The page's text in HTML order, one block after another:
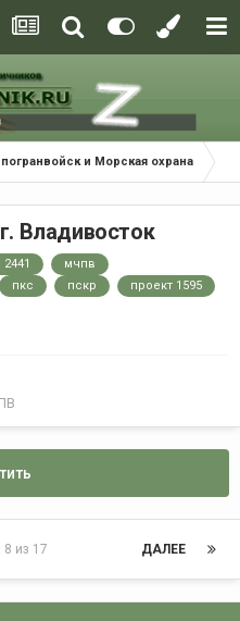
и Морская охрана
Владивосток
мчпв
пкс пскр проект 1595
ДАЛЕЕ
8 из 17